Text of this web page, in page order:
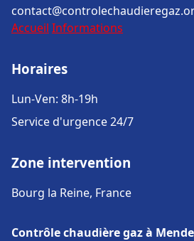
Accueil Informations
Horaires
Lun-Ven: 8h-19h
Service d'urgence 24/7
Zone intervention
Bourg la Reine, France
Contrôle chaudière gaz à